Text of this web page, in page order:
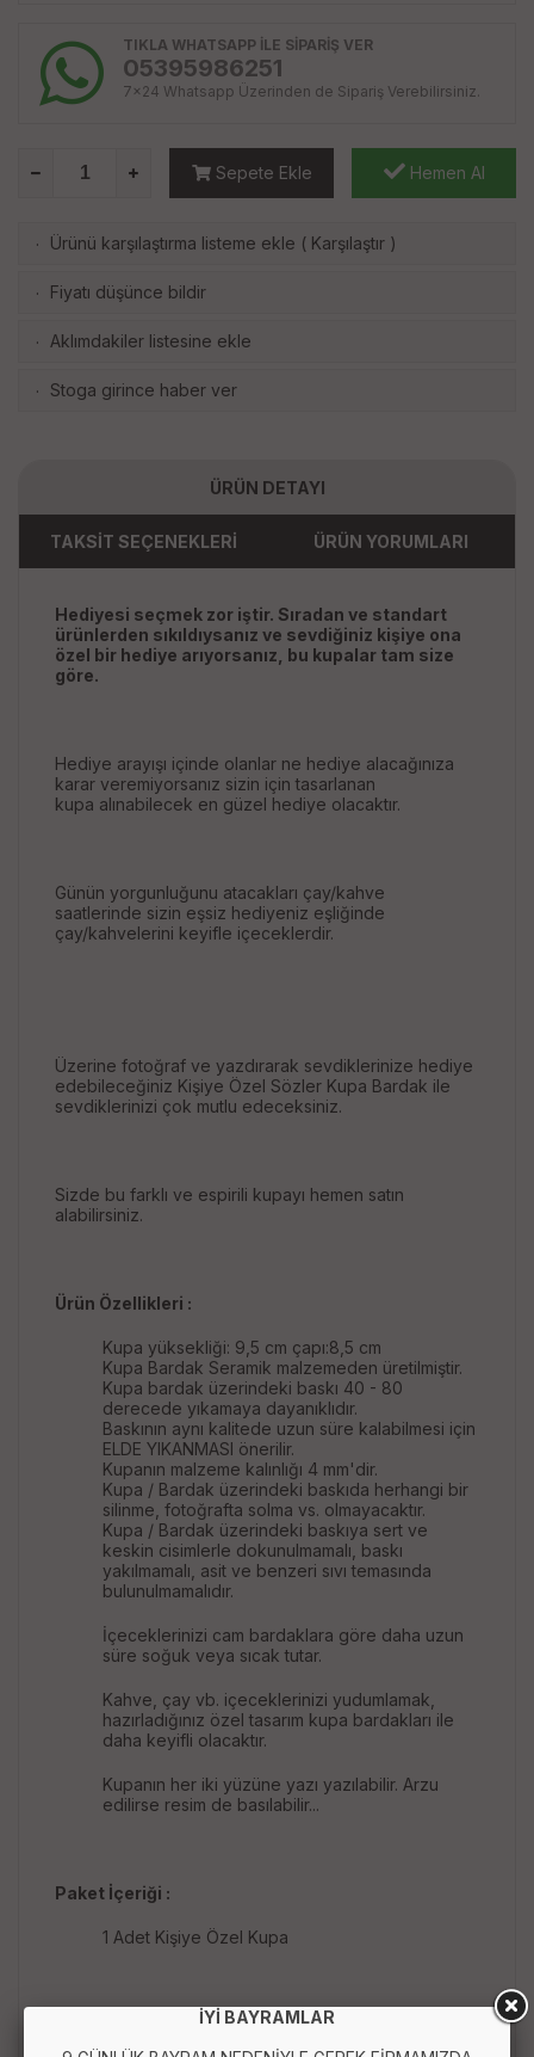
TIKLA WHATSAPP İLE SİPARİŞ VER
05395986251
7x24 Whatsapp Üzerinden de Sipariş Verebilirsiniz.
Sepete Ekle Hemen Al
· Ürünü karşılaştırma listeme ekle ( Karşılaştır )
· Fiyatı düşünce bildir
· Aklımdakiler listesine ekle
· Stoga girince haber ver
ÜRÜN DETAYI
TAKSİT SEÇENEKLERİ ÜRÜN YORUMLARI
Hediyesi seçmek zor iştir. Sıradan ve standart
ürünlerden sıkıldıysanız ve sevdiğiniz kişiye ona
özel bir hediye arıyorsanız, bu kupalar tam size
göre.
Hediye arayışı içinde olanlar ne hediye alacağınıza
karar veremiyorsanız sizin için tasarlanan
kupa alınabilecek en güzel hediye olacaktır.
Günün yorgunluğunu atacakları çay/kahve
saatlerinde sizin eşsiz hediyeniz eşliğinde
çay/kahvelerini keyifle içeceklerdir.
Üzerine fotoğraf ve yazdırarak sevdiklerinize hediye
edebileceğiniz Kişiye Özel Sözler Kupa Bardak ile
sevdiklerinizi çok mutlu edeceksiniz.
Sizde bu farklı ve espirili kupayı hemen satın
alabilirsiniz.
Ürün Özellikleri :
Kupa yüksekliği: 9,5 cm çapı:8,5 cm
Kupa Bardak Seramik malzemeden üretilmiştir.
Kupa bardak üzerindeki baskı 40 - 80
derecede yıkamaya dayanıklıdır.
Baskının aynı kalitede uzun süre kalabilmesi için
ELDE YIKANMASI önerilir.
Kupanın malzeme kalınlığı 4 mm'dir.
Kupa / Bardak üzerindeki baskıda herhangi bir
silinme, fotoğrafta solma vs. olmayacaktır.
Kupa / Bardak üzerindeki baskıya sert ve
keskin cisimlerle dokunulmamalı, baskı
yakılmamalı, asit ve benzeri sıvı temasında
bulunulmamalıdır.
İçeceklerinizi cam bardaklara göre daha uzun
süre soğuk veya sıcak tutar.
Kahve, çay vb. içeceklerinizi yudumlamak,
hazırladığınız özel tasarım kupa bardakları ile
daha keyifli olacaktır.
Kupanın her iki yüzüne yazı yazılabilir. Arzu
edilirse resim de basılabilir...
Paket İçeriği :
1 Adet Kişiye Özel Kupa
İYİ BAYRAMLAR